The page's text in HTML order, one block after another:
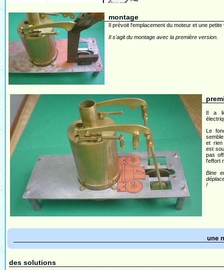
montage
Il prévoit l'emplacement du moteur et une
Il s'agit du montage avec la première version.
Il a
Le
et rien
est
pas
l'effort
Bine
!
une
des solutions